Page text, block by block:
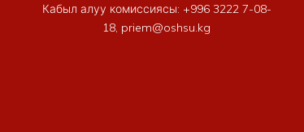
Кабыл алуу комиссиясы: +996 3222 7-08-
18, priem@oshsu.kg